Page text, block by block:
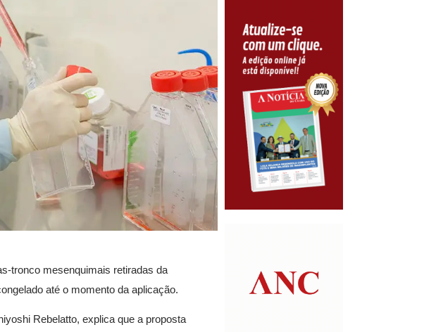
tronco mesenquimais retiradas da
até o momento da aplicação.
Rebelatto, explica que a proposta